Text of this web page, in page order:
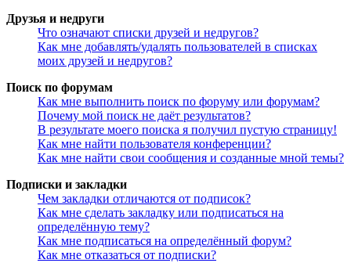
Друзья и недруги
Что означают списки друзей и недругов?
Как мне добавлять/удалять пользователей в списках
моих друзей и недругов?
Поиск по форумам
Как мне выполнить поиск по форуму или форумам?
Почему мой поиск не даёт результатов?
В результате моего поиска я получил пустую страницу!
Как мне найти пользователя конференции?
Как мне найти свои сообщения и созданные мной темы?
Подписки и закладки
Чем закладки отличаются от подписок?
Как мне сделать закладку или подписаться на
определённую тему?
Как мне подписаться на определённый форум?
Как мне отказаться от подписки?